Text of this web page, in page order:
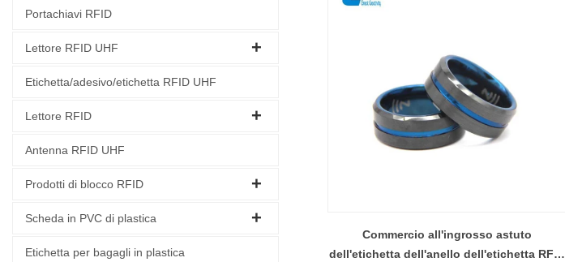
Portachiavi RFID
Lettore RFID UHF
Etichetta/adesivo/etichetta RFID UHF
Lettore RFID
Antenna RFID UHF
Prodotti di blocco RFID
Scheda in PVC di plastica
Etichetta per bagagli in plastica
Commercio all'ingrosso astuto
dell'etichetta dell'anello dell'etichetta RFID